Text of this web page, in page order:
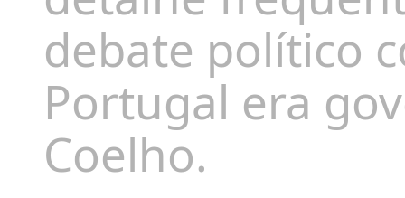
debate político
Portugal era
Coelho.